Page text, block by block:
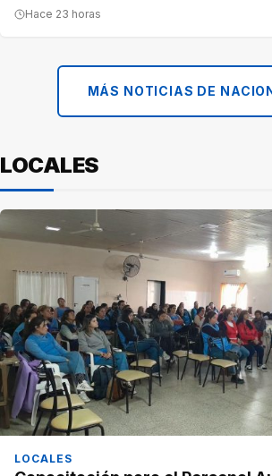
Hace 23 horas
MÁS NOTICIAS DE
LOCALES
LOCALES